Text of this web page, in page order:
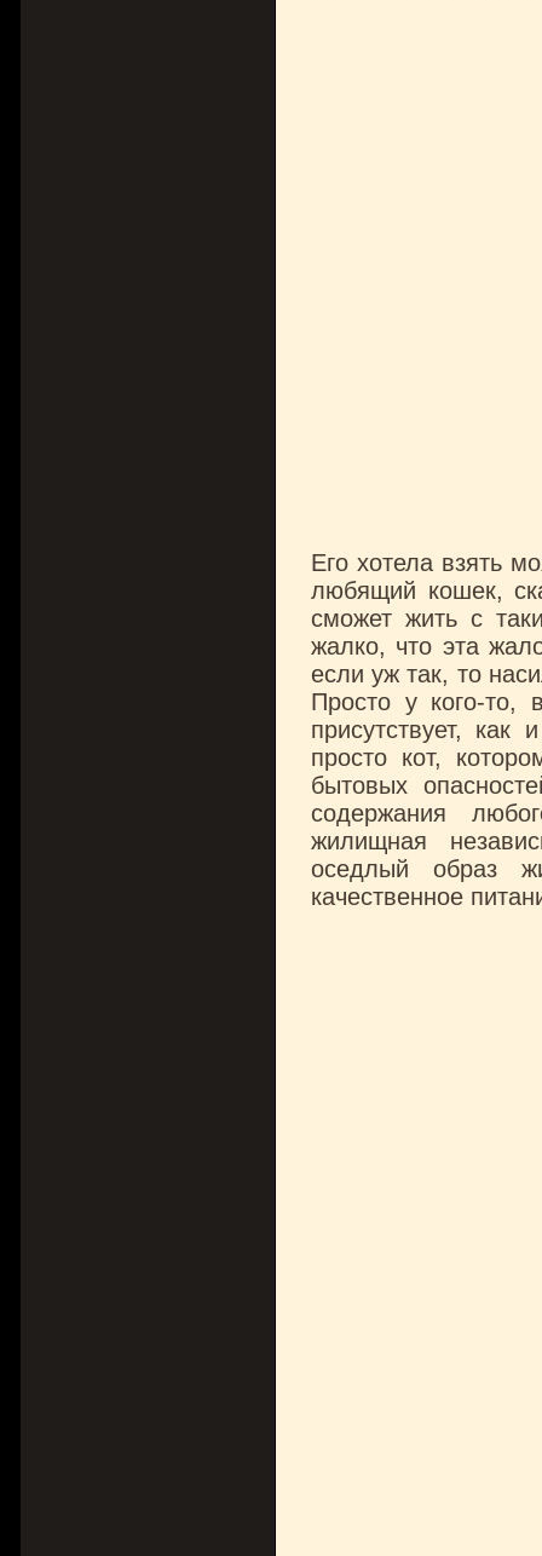
Его хотела взять
любящий кошек,
сможет жить с
жалко, что эта
если уж так, то
Просто у кого-то,
присутствует,
просто кот,
бытовых
содержания
жилищная
оседлый образ
качественное